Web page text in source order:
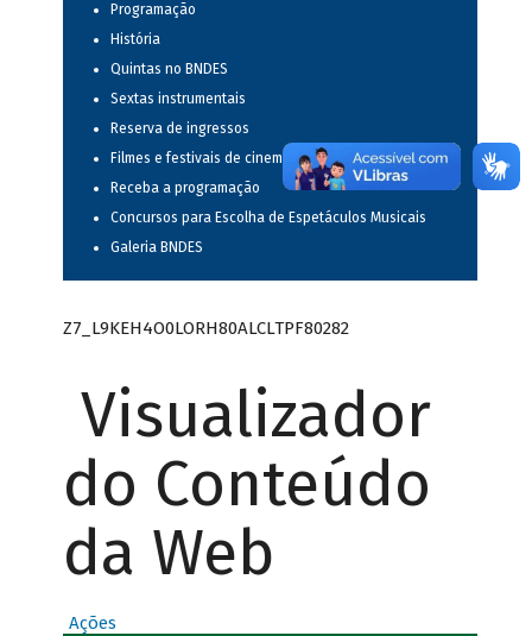
Programação
História
Quintas no BNDES
Sextas instrumentais
Reserva de ingressos
Filmes e festivais de cinema
Receba a programação
Concursos para Escolha de Espetáculos Musicais
Galeria BNDES
Z7_L9KEH4O0LORH80ALCLTPF80282
Visualizador
do Conteúdo
da Web
Ações